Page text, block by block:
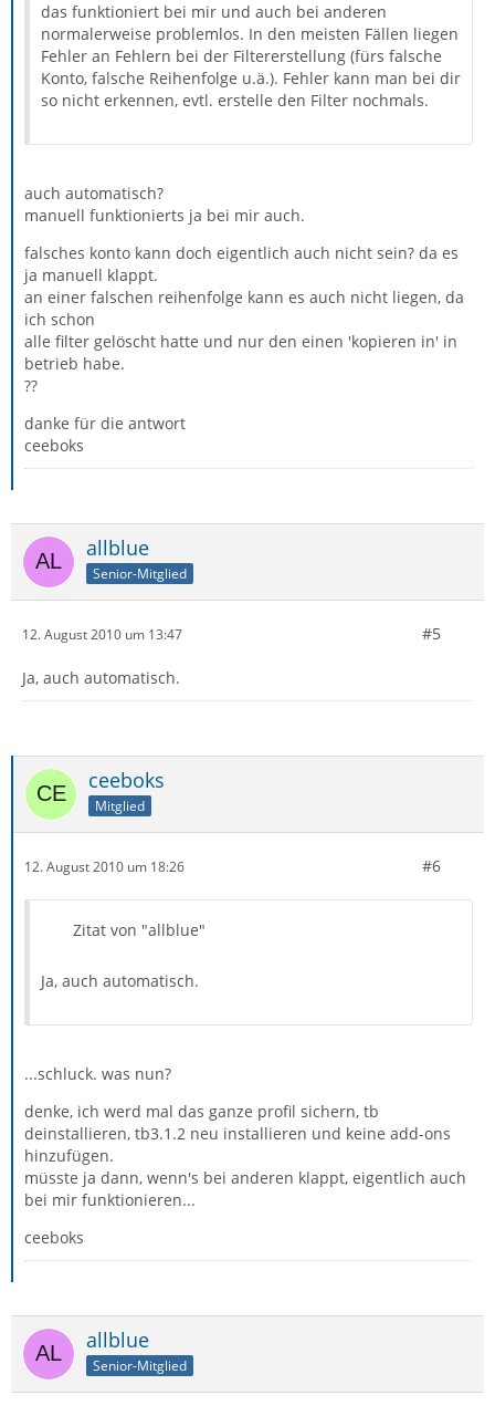
das funktioniert bei mir und auch bei anderen
normalerweise problemlos. In den meisten Fällen liegen
Fehler an Fehlern bei der Filtererstellung (fürs falsche
Konto, falsche Reihenfolge u.ä.). Fehler kann man bei dir
so nicht erkennen, evtl. erstelle den Filter nochmals.
auch automatisch?
manuell funktionierts ja bei mir auch.
falsches konto kann doch eigentlich auch nicht sein? da es
ja manuell klappt.
an einer falschen reihenfolge kann es auch nicht liegen, da
ich schon
alle filter gelöscht hatte und nur den einen 'kopieren in' in
betrieb habe.
??
danke für die antwort
ceeboks
allblue
Senior-Mitglied
12. August 2010 um 13:47 #5
Ja, auch automatisch.
ceeboks
Mitglied
12. August 2010 um 18:26 #6
Zitat von "allblue"
Ja, auch automatisch.
...schluck. was nun?
denke, ich werd mal das ganze profil sichern, tb
deinstallieren, tb3.1.2 neu installieren und keine add-ons
hinzufügen.
müsste ja dann, wenn's bei anderen klappt, eigentlich auch
bei mir funktionieren...
ceeboks
allblue
Senior-Mitglied